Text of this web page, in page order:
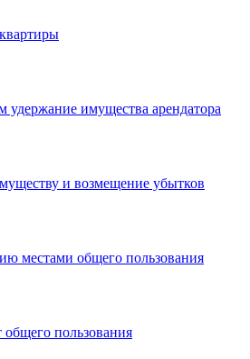
удержание имущества арендатора
и возмещение убытков
местами общего пользования
общего пользования